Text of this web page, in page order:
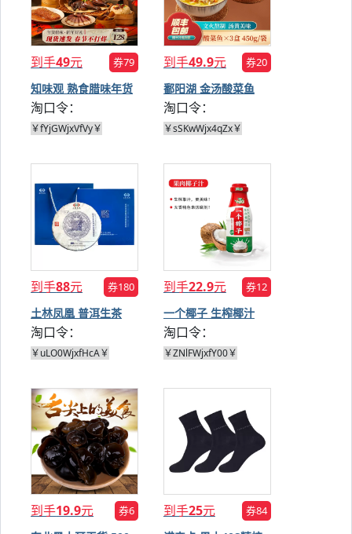
到手49元 券79
知味观 熟食腊味年货
礼盒
淘口令：
￥fYjGWjxVfVy￥
到手49.9元 券20
鄱阳湖 金汤酸菜鱼
450g*3袋
淘口令：
￥sSKwWjx4qZx￥
到手88元 券180
土林凤凰 普洱生茶
300g
淘口令：
￥uLO0WjxfHcA￥
到手22.9元 券12
一个椰子 生榨椰汁
230ml*10瓶
淘口令：
￥ZNlFWjxfY00￥
到手19.9元 券6 到手25元 券84